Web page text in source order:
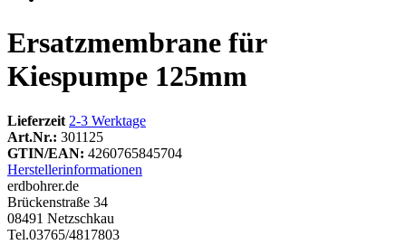
Ersatzmembrane für
Kiespumpe 125mm
Lieferzeit 2-3 Werktage
Art.Nr.: 301125
GTIN/EAN: 4260765845704
Herstellerinformationen
erdbohrer.de
Brückenstraße 34
08491 Netzschkau
Tel.03765/4817803